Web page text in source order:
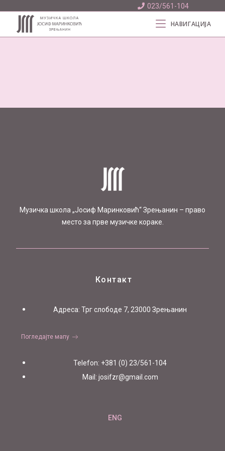
023/561-104
НАВИГАЦИЈА
Mузичка школа „Јосиф Маринковић“ Зрењанин – право
место за прве музичке кораке.
Контакт
Aдреса: Трг слободе 7, 23000 Зрењанин
Погледајте мапу
Telefon: +381 (0) 23/561-104
Mail: josifzr@gmail.com
ENG